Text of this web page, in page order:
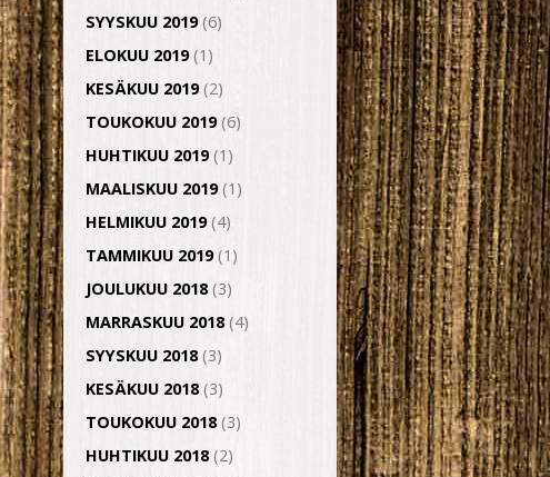
SYYSKUU 2019(6)
ELOKUU 2019(1)
KESÄKUU 2019(2)
TOUKOKUU 2019(6)
HUHTIKUU 2019(1)
MAALISKUU 2019(1)
HELMIKUU 2019(4)
TAMMIKUU 2019(1)
JOULUKUU 2018(3)
MARRASKUU 2018(4)
SYYSKUU 2018(3)
KESÄKUU 2018(3)
TOUKOKUU 2018(3)
HUHTIKUU 2018(2)